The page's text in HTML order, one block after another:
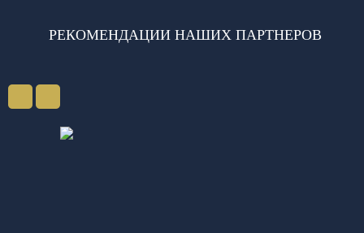
РЕКОМЕНДАЦИИ НАШИХ ПАРТНЕРОВ